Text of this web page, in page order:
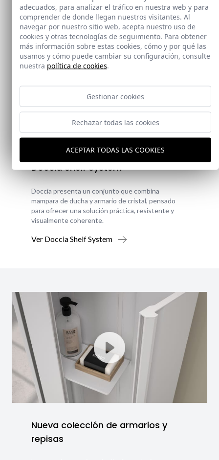
Novedad
Doccia Shelf System
Doccia presenta un conjunto que combina
mampara de ducha y armario de cristal, pensado
para ofrecer una solución práctica, resistente y
visualmente coherente.
Ver Doccia Shelf System
Nueva colección de armarios y
repisas
adecuados, para analizar el tráfico en nuestra web y para
comprender de donde llegan nuestros visitantes. Al
navegar por nuestro sitio web, acepta nuestro uso de
cookies y otras tecnologías de seguimiento. Para obtener
más información sobre estas cookies, cómo y por qué las
usamos y cómo puede cambiar su configuración, consulte
nuestra política de cookies.
Gestionar cookies
Rechazar todas las cookies
ACEPTAR TODAS LAS COOKIES